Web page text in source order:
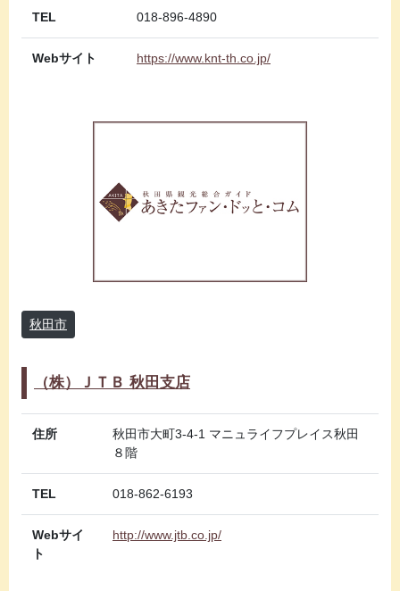
TEL 018-896-4890
Webサイト https://www.knt-th.co.jp/
秋田市
（株）ＪＴＢ 秋田支店
住所
秋田市大町3-4-1 マニュライフプレイス秋田
８階
TEL 018-862-6193
Webサイ
ト
http://www.jtb.co.jp/